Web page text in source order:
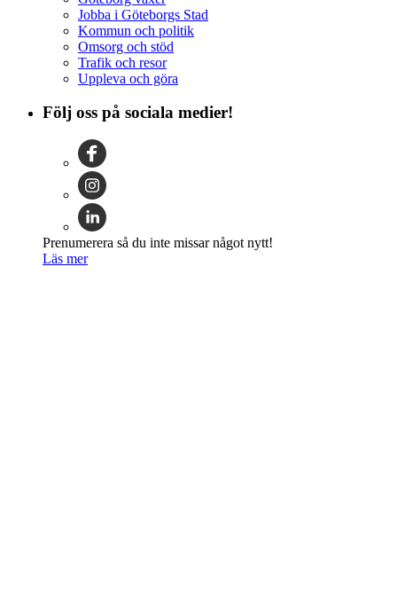
Jobba i Göteborgs Stad
Kommun och politik
Omsorg och stöd
Trafik och resor
Uppleva och göra
Följ oss på sociala medier!
Prenumerera så du inte missar något nytt!
Läs mer